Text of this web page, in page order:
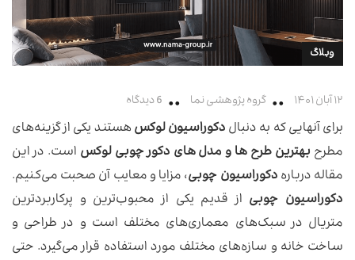
وبلاگ
۱۲ آبان ۱۴۰۱ گروه پژوهشی نما 6 دیدگاه
برای آنهایی که به دنبالدکوراسیون لوکسهستند یکی از گزینه‌های
مطرح بهترین طرح ها و مدل های دکور چوبی لوکس است. در این
مقاله دربارهدکوراسیون چوبی، مزایا و معایب آن صحبت می‌کنیم.
دکوراسیون چوبی از قدیم یکی از محبوب‌ترین و پرکاربردترین
متریال در سبک‌های معماری‌های مختلف است و در طراحی و
ساخت خانه و سازه‌های مختلف مورد استفاده قرار می‌گیرد. حتی